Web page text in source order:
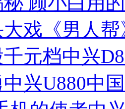
戏《男人
元档中兴
兴U880中